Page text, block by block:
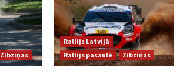
Zibziņas
Rallijs Latvijā
Rallijs pasaulē
Zibziņas